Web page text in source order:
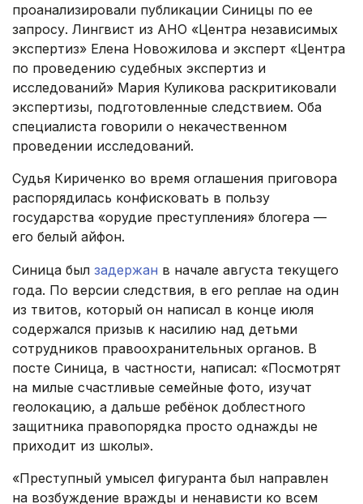
проанализировали публикации Синицы по ее
запросу. Лингвист из АНО «Центра независимых
экспертиз» Елена Новожилова и эксперт «Центра
по проведению судебных экспертиз и
исследований» Мария Куликова раскритиковали
экспертизы, подготовленные следствием. Оба
специалиста говорили о некачественном
проведении исследований.
Судья Кириченко во время оглашения приговора
распорядилась конфисковать в пользу
государства «орудие преступления» блогера —
его белый айфон.
Синица был задержан в начале августа текущего
года. По версии следствия, в его реплае на один
из твитов, который он написал в конце июля
содержался призыв к насилию над детьми
сотрудников правоохранительных органов. В
посте Синица, в частности, написал: «Посмотрят
на милые счастливые семейные фото, изучат
геолокацию, а дальше ребёнок доблестного
защитника правопорядка просто однажды не
приходит из школы».
«Преступный умысел фигуранта был направлен
на возбуждение вражды и ненависти ко всем